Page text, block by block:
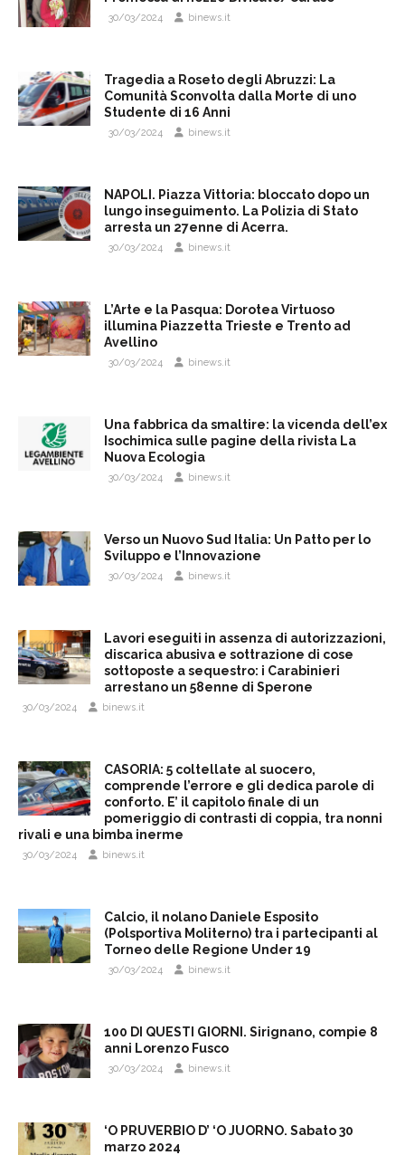
30/03/2024 binews.it
Tragedia a Roseto degli Abruzzi: La
Comunità Sconvolta dalla Morte di uno
Studente di 16 Anni
30/03/2024 binews.it
NAPOLI. Piazza Vittoria: bloccato dopo un
lungo inseguimento. La Polizia di Stato
arresta un 27enne di Acerra.
30/03/2024 binews.it
L’Arte e la Pasqua: Dorotea Virtuoso
illumina Piazzetta Trieste e Trento ad
Avellino
30/03/2024 binews.it
Una fabbrica da smaltire: la vicenda dell’ex
Isochimica sulle pagine della rivista La
Nuova Ecologia
30/03/2024 binews.it
Verso un Nuovo Sud Italia: Un Patto per lo
Sviluppo e l’Innovazione
30/03/2024 binews.it
Lavori eseguiti in assenza di autorizzazioni,
discarica abusiva e sottrazione di cose
sottoposte a sequestro: i Carabinieri
arrestano un 58enne di Sperone
30/03/2024 binews.it
CASORIA: 5 coltellate al suocero,
comprende l’errore e gli dedica parole di
conforto. E’ il capitolo finale di un
pomeriggio di contrasti di coppia, tra nonni
rivali e una bimba inerme
30/03/2024 binews.it
Calcio, il nolano Daniele Esposito
(Polsportiva Moliterno) tra i partecipanti al
Torneo delle Regione Under 19
30/03/2024 binews.it
100 DI QUESTI GIORNI. Sirignano, compie 8
anni Lorenzo Fusco
30/03/2024 binews.it
‘O PRUVERBIO D’ ‘O JUORNO. Sabato 30
marzo 2024